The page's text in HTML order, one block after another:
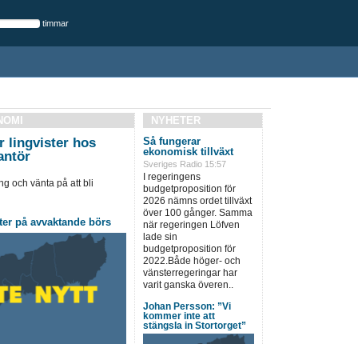
timmar
lingvister hos
och vänta på att bli
på avvaktande börs
NYHETER
Så fungerar
ekonomisk tillväxt
Sveriges Radio 15:57
I regeringens
budgetproposition för
2026 nämns ordet tillväxt
över 100 gånger. Samma
när regeringen Löfven
lade sin
budgetproposition för
2022.Både höger- och
vänsterregeringar har
varit ganska överen..
Johan Persson: ”Vi
kommer inte att
stängsla in Stortorget”